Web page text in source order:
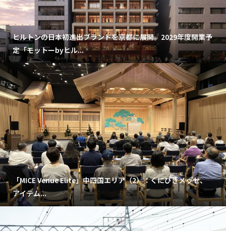
ヒルトンの日本初進出ブランドを京都に展開。2029年度開業予
定「モットーbyヒル...
「MICE Venue Elite」中四国エリア（2）：くにびきメッセ、
アイテム...